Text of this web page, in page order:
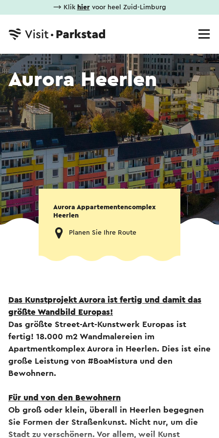
⟶ Klik hiervoor heel Zuid-Limburg
Aurora Heerlen
Aurora Appartementencomplex
Heerlen
Planen Sie Ihre Route
Das Kunstprojekt Aurora ist fertig und damit das
größte Wandbild Europas!
Das größte Street-Art-Kunstwerk Europas ist
fertig! 18.000 m2 Wandmalereien im
Apartmentkomplex Aurora in Heerlen. Dies ist eine
große Leistung von #BoaMistura und den
Bewohnern.
Für und von den Bewohnern
Ob groß oder klein, überall in Heerlen begegnen
Sie Formen der Straßenkunst. Nicht nur, um die
Stadt zu verschönern. Vor allem, weil Kunst